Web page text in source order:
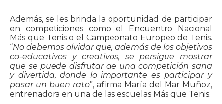
Además, se les brinda la oportunidad de participar
en competiciones como el Encuentro Nacional
Más que Tenis o el Campeonato Europeo de Tenis.
“No debemos olvidar que, además de los objetivos
co-educativos y creativos, se persigue mostrar
que se puede disfrutar de una competición sana
y divertida, donde lo importante es participar y
pasar un buen rato”, afirma María del Mar Muñoz,
entrenadora en una de las escuelas Más que Tenis.